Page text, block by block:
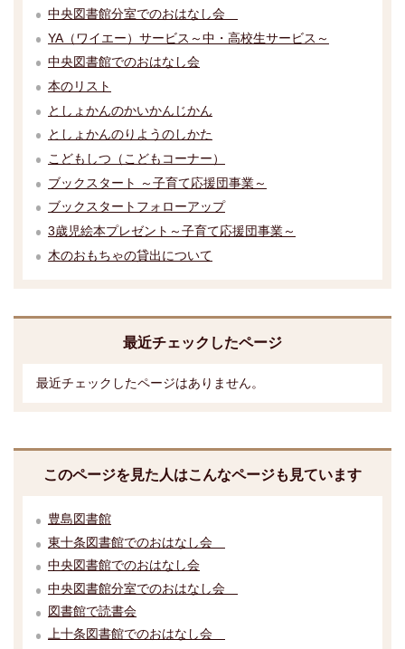
中央図書館分室でのおはなし会
YA（ワイエー）サービス～中・高校生サービス～
中央図書館でのおはなし会
本のリスト
としょかんのかいかんじかん
としょかんのりようのしかた
こどもしつ（こどもコーナー）
ブックスタート ～子育て応援団事業～
ブックスタートフォローアップ
3歳児絵本プレゼント～子育て応援団事業～
木のおもちゃの貸出について
最近チェックしたページ
最近チェックしたページはありません。
このページを見た人はこんなページも見ています
豊島図書館
東十条図書館でのおはなし会
中央図書館でのおはなし会
中央図書館分室でのおはなし会
図書館で読書会
上十条図書館でのおはなし会